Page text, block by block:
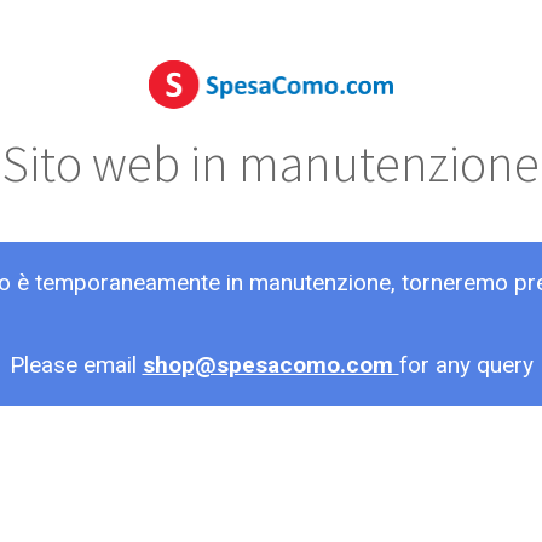
Sito web in manutenzione
è temporaneamente in manutenzione, torneremo
Please email shop@spesacomo.com for any query